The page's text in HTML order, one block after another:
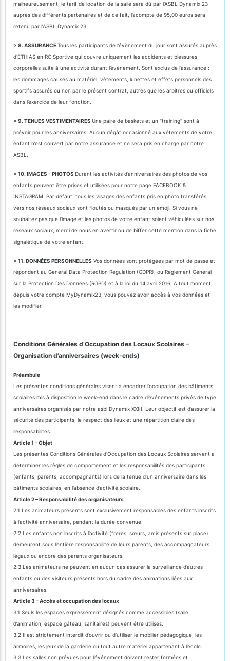
malheureusement, le tarif de location de la salle sera dû par l’ASBL Dynamix 23
auprès des différents partenaires et de ce fait, l’acompte de 95,00 euros sera
retenu par l’ASBL Dynamix 23.
> 8. ASSURANCETous les participants de l’évènement du jour sont assurés auprès
d’ETHIAS en RC Sportive qui couvre uniquement les accidents et blessures
corporelles suite à une activité durant l’évènement. Sont exclus de l’assurance :
les dommages causés au matériel, vêtements, lunettes et effets personnels des
sportifs assurés ou non par le présent contrat, autres que les arbitres ou officiels
dans l’exercice de leur fonction.
> 9. TENUES VESTIMENTAIRES Une paire de baskets et un "training" sont à
prévoir pour les anniversaires. Aucun dégât occasionné aux vêtements de votre
enfant n’est couvert par notre assurance et ne sera pris en charge par notre
ASBL.
> 10. IMAGES - PHOTOS Durant les activités d’anniversaires des photos de vos
enfants peuvent être prises et utilisées pour notre page FACEBOOK &
INSTAGRAM. Par défaut, tous les visages des enfants pris en photo transférés
vers nos réseaux sociaux sont floutés ou masqués par un emoji. Si vous ne
souhaitez pas que l’image et les photos de votre enfant soient véhiculées sur nos
réseaux sociaux, merci de nous en avertir ou de biffer cette mention dans la fiche
signalétique de votre enfant.
> 11. DONNÉES PERSONNELLES Vos données sont protégées par mot de passe et
répondent au General Data Protection Regulation (GDPR), ou Règlement Général
sur la Protection Des Données (RGPD) et à la loi du 14 avril 2016. A tout moment,
depuis votre compte MyDynamix23, vous pouvez avoir accès à vos données et
les modifier.
Conditions Générales d’Occupation des Locaux Scolaires –
Organisation d’anniversaires (week-ends)
Préambule
Les présentes conditions générales visent à encadrer l’occupation des bâtiments
scolaires mis à disposition le week-end dans le cadre d’événements privés de type
anniversaires organisés par notre asbl Dynamix XXIII. Leur objectif est d’assurer la
sécurité des participants, le respect des lieux et une répartition claire des
responsabilités.
Article 1 – Objet
Les présentes Conditions Générales d’Occupation des Locaux Scolaires servent à
déterminer les règles de comportement et les responsabilités des participants
(enfants, parents, accompagnants) lors de la tenue d’un anniversaire dans les
bâtiments scolaires, en l’absence d’activité scolaire.
Article 2 – Responsabilité des organisateurs
2.1 Les animateurs présents sont exclusivement responsables des enfants inscrits
à l’activité anniversaire, pendant la durée convenue.
2.2 Les enfants non inscrits à l’activité (frères, sœurs, amis présents sur place)
demeurent sous l’entière responsabilité de leurs parents, des accompagnateurs
légaux ou encore des parents organisateurs.
2.3 Les animateurs ne peuvent en aucun cas assurer la surveillance d’autres
enfants ou des visiteurs présents hors du cadre des animations liées aux
anniversaires.
Article 3 – Accès et occupation des locaux
3.1 Seuls les espaces expressément désignés comme accessibles (salle
d’animation, espace gâteau, sanitaires) peuvent être utilisés.
3.2 Il est strictement interdit d’ouvrir ou d’utiliser le mobilier pédagogique, les
armoires, les jeux de la garderie ou tout autre matériel appartenant à l’école.
3.3 Les salles non prévues pour l’événement doivent rester fermées et